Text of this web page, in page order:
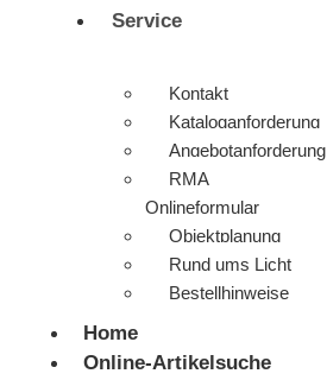
Service
Kontakt
Kataloganforderung
Angebotanforderung
RMA
Onlineformular
Objektplanung
Rund ums Licht
Bestellhinweise
Home
Online-Artikelsuche